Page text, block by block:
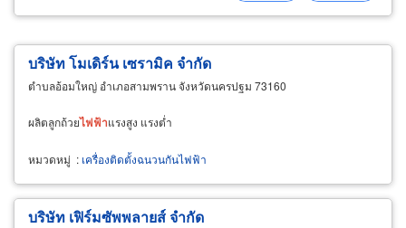
บริษัท โมเดิร์น เซรามิค จำกัด
ตำบลอ้อมใหญ่ อำเภอสามพราน จังหวัดนครปฐม 73160
ผลิตลูกถ้วยไฟฟ้าแรงสูง แรงต่ำ
หมวดหมู่ : เครื่องติดตั้งฉนวนกันไฟฟ้า
บริษัท เฟิร์มซัพพลายส์ จำกัด